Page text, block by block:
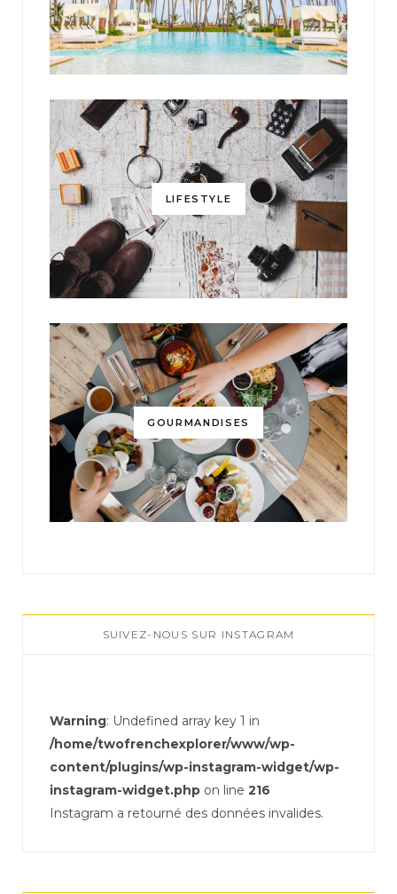
LIFESTYLE
GOURMANDISES
SUIVEZ-NOUS SUR INSTAGRAM
Warning: Undefined array key 1 in
/home/twofrenchexplorer/www/wp-
content/plugins/wp-instagram-widget/wp-
instagram-widget.php on line 216
Instagram a retourné des données invalides.